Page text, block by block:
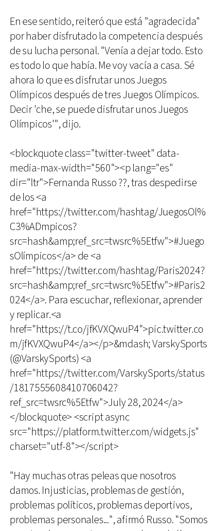
En ese sentido, reiteró que está "agradecida"
por haber disfrutado la competencia después
de su lucha personal. "Venía a dejar todo. Esto
es todo lo que había. Me voy vacía a casa. Sé
ahora lo que es disfrutar unos Juegos
Olímpicos después de tres Juegos Olímpicos.
Decir 'che, se puede disfrutar unos Juegos
Olímpicos'", dijo.
<blockquote class="twitter-tweet" data-
media-max-width="560"><p lang="es"
dir="ltr">Fernanda Russo ??, tras despedirse
de los <a
href="https://twitter.com/hashtag/JuegosOl%
C3%ADmpicos?
src=hash&amp;ref_src=twsrc%5Etfw">#Juego
sOlímpicos</a> de <a
href="https://twitter.com/hashtag/Paris2024?
src=hash&amp;ref_src=twsrc%5Etfw">#Paris2
024</a>. Para escuchar, reflexionar, aprender
y replicar.<a
href="https://t.co/jfKVXQwuP4">pic.twitter.co
m/jfKVXQwuP4</a></p>&mdash; VarskySports
(@VarskySports) <a
href="https://twitter.com/VarskySports/status
/1817555608410706042?
ref_src=twsrc%5Etfw">July 28, 2024</a>
</blockquote> <script async
src="https://platform.twitter.com/widgets.js"
charset="utf-8"></script>
"Hay muchas otras peleas que nosotros
damos. Injusticias, problemas de gestión,
problemas políticos, problemas deportivos,
problemas personales...", afirmó Russo. "Somos